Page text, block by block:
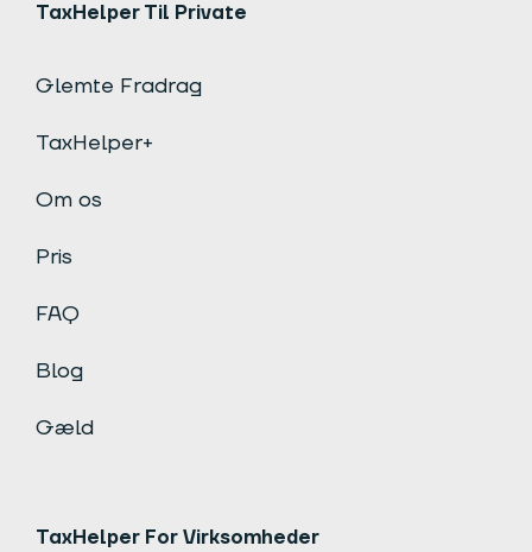
TaxHelper Til Private
Glemte Fradrag
TaxHelper+
Om os
Pris
FAQ
Blog
Gæld
TaxHelper For Virksomheder